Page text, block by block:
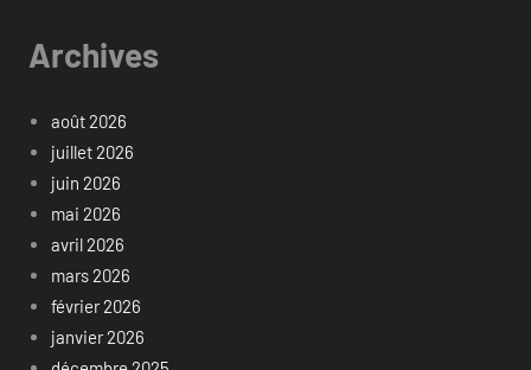
Archives
août 2026
juillet 2026
juin 2026
mai 2026
avril 2026
mars 2026
février 2026
janvier 2026